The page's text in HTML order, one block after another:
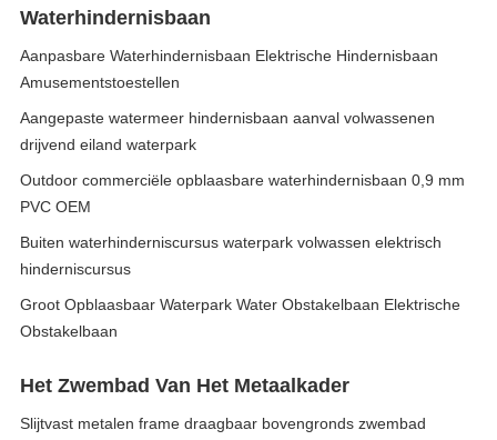
Waterhindernisbaan
Aanpasbare Waterhindernisbaan Elektrische Hindernisbaan
Amusementstoestellen
Aangepaste watermeer hindernisbaan aanval volwassenen
drijvend eiland waterpark
Outdoor commerciële opblaasbare waterhindernisbaan 0,9 mm
PVC OEM
Buiten waterhinderniscursus waterpark volwassen elektrisch
hinderniscursus
Groot Opblaasbaar Waterpark Water Obstakelbaan Elektrische
Obstakelbaan
Het Zwembad Van Het Metaalkader
Slijtvast metalen frame draagbaar bovengronds zwembad